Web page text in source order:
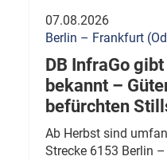
07.08.2026
Berlin – Frankfurt
DB InfraGo
bekannt –
befürchten
Ab Herbst sind
Strecke 6153 Berlin